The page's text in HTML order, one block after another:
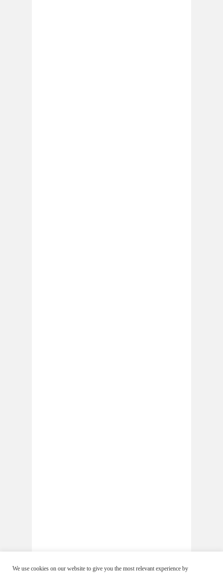
We use cookies on our website to give you the most relevant experience by